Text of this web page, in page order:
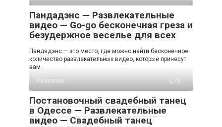
Пандадэнс — Развлекательные
видео — Go-go бесконечная греза и
безудержное веселье для всех
Пандадэнс — это место, где можно найти бесконечное
количество развлекательных видео, которые принесут
вам
Полезное
0
Постановочный свадебный танец
в Одессе — Развлекательные
видео — Свадебный танец